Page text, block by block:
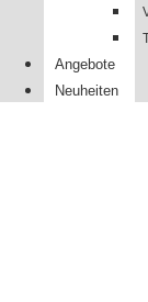
Angebote
Neuheiten